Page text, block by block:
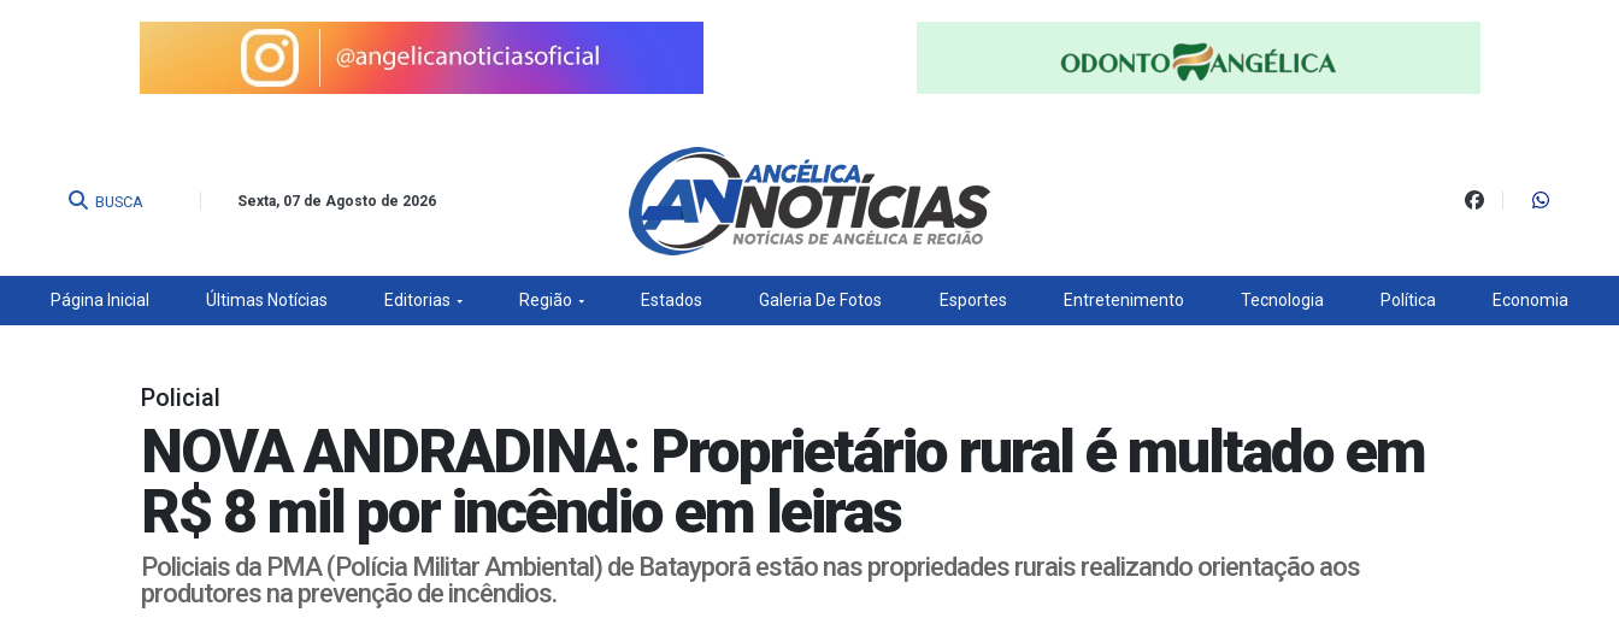
BUSCA Sexta, 07 de Agosto de 2026
Página Inicial Últimas Notícias Editorias Região Estados Galeria De Fotos Esportes Entretenimento Tecnologia Política Economia
Policial
NOVA ANDRADINA: Proprietário rural é multado em
R$ 8 mil por incêndio em leiras
Policiais da PMA (Polícia Militar Ambiental) de Batayporã estão nas propriedades rurais realizando orientação aos
produtores na prevenção de incêndios.